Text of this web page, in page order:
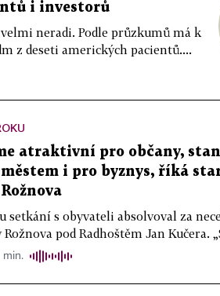
i investorů
neradi. Podle průzkumů má k
z deseti amerických pacientů....
atraktivní pro občany,
i pro byznys, říká
setkání s obyvateli absolvoval za
pod Radhoštěm Jan Kučera.
min.